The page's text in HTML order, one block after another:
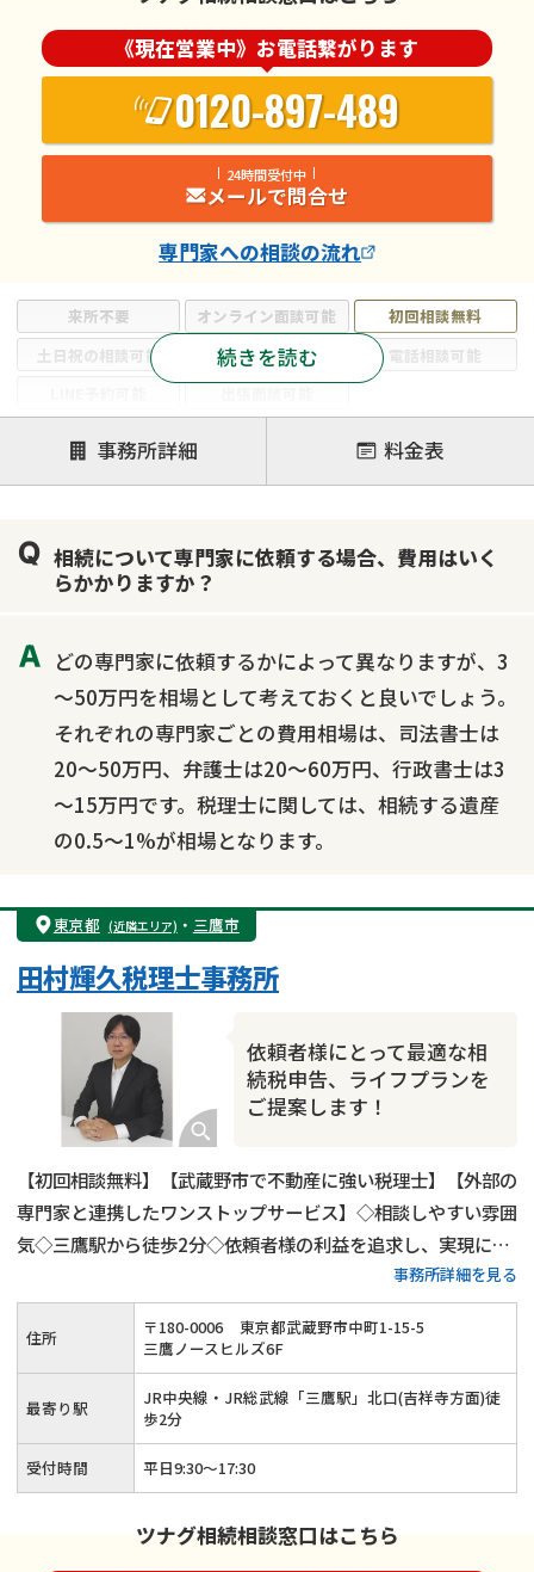
来所不要 オンライン面談可能
初回相談無料
土日祝の相談可能
19時以降電話可能
電話相談可能
注力案件
遺言書作成・遺言執行
相続放棄
相続登記
相続手続き
銀行手続き
家族信託
成年後見・任意後見
相続トラブル
続きを読む
《現在営業中》お電話繋がります
0120-897-489
24時間受付中
メールで問合せ
専門家への相談の流れ
事務所詳細 料金表
相続について専門家に依頼する場合、費用はいく
らかかりますか？
どの専門家に依頼するかによって異なりますが、3
～50万円を相場として考えておくと良いでしょう。
それぞれの専門家ごとの費用相場は、司法書士は
20～50万円、弁護士は20～60万円、行政書士は3
～15万円です。税理士に関しては、相続する遺産
の0.5～1%が相場となります。
東京都 (近隣エリア) ・ 三鷹市
依頼者様にとって最適な相
続税申告、ライフプランを
ご提案します！
田村輝久税理士事務所
【初回相談無料】【武蔵野市で不動産に強い税理士】【外部の
専門家と連携したワンストップサービス】◇相談しやすい雰囲
気◇三鷹駅から徒歩2分◇依頼者様の利益を追求し、実現に全
事務所詳細を見る
住所 〒180-0006
東京都武蔵野市中町1-15-5
三鷹ノースヒルズ6F
最寄り駅
JR中央線・JR総武線「三鷹駅」北口(吉祥寺方面)徒
歩2分
受付時間 平日9:30～17:30
ツナグ相続相談窓口はこちら